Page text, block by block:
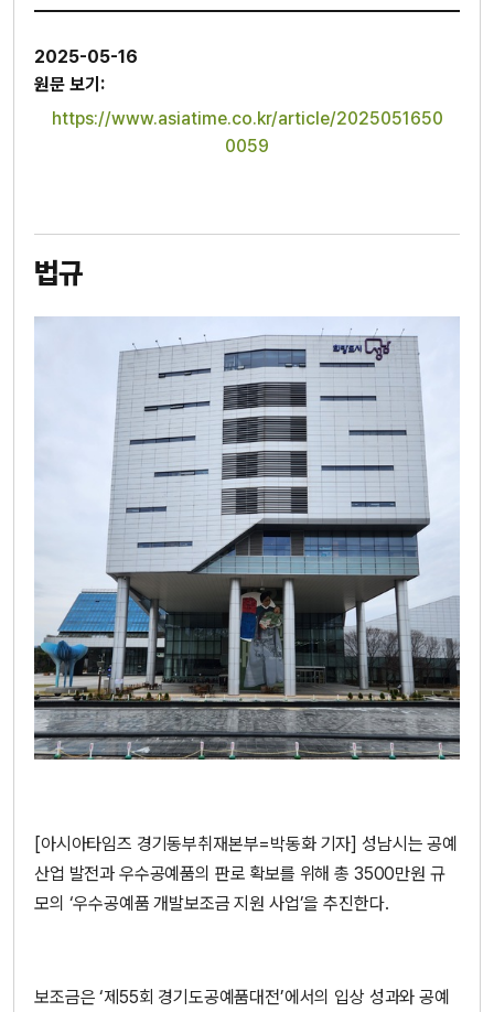
2025-05-16
원문 보기:
https://www.asiatime.co.kr/article/2025051650
0059
법규
[아시아타임즈 경기동부취재본부=박동화 기자] 성남시는 공예
산업 발전과 우수공예품의 판로 확보를 위해 총 3500만원 규
모의 ‘우수공예품 개발보조금 지원 사업’을 추진한다.
보조금은 ‘제55회 경기도공예품대전’에서의 입상 성과와 공예